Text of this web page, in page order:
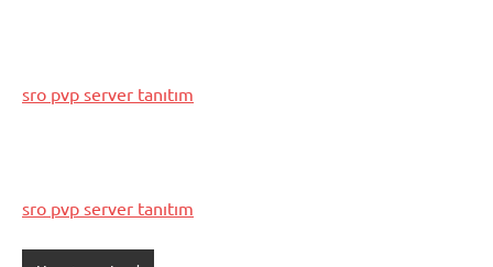
sro pvp server tanıtım
sro pvp server tanıtım